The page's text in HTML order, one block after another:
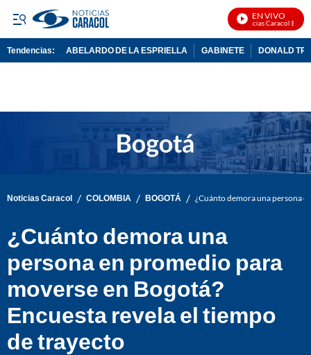
EN VIVO
Noticias Caracol En Vivo
Tendencias: ABELARDO DE LA ESPRIELLA GABINETE DONALD
Noticias Caracol / COLOMBIA / BOGOTÁ / ¿Cuánto demora una persona
¿Cuánto demora una
persona en promedio para
moverse en Bogotá?
Encuesta revela el tiempo
de trayecto